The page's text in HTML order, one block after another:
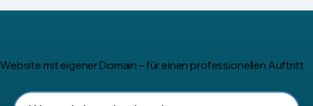
Website mit eigener Domain – für einen professionellen Auftritt